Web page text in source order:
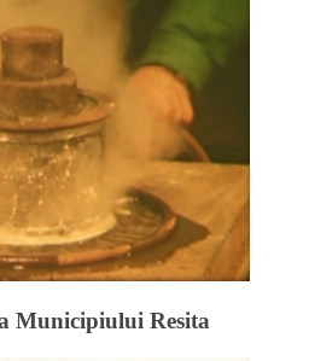
Municipiului Resita